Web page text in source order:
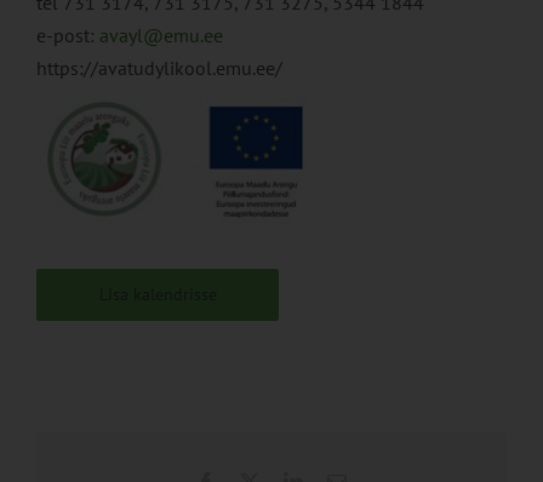
e-post: avayl@emu.ee
https://avatudylikool.emu.ee/